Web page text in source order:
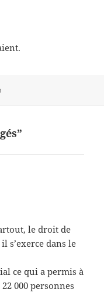
le droit de
s’exerce dans le
ce qui a permis à
000 personnes